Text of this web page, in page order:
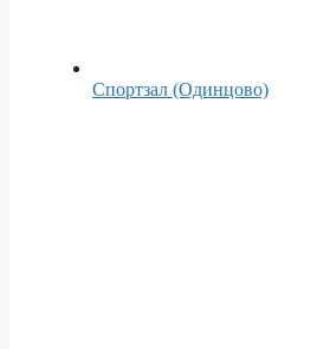
Спортзал (Одинцово)